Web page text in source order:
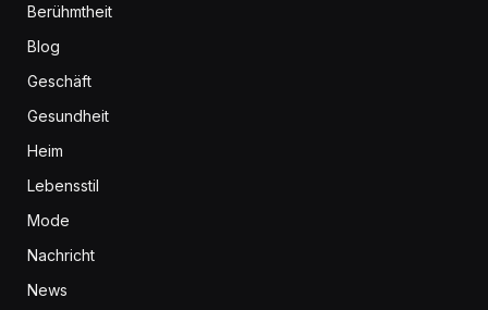
Berühmtheit
Blog
Geschäft
Gesundheit
Heim
Lebensstil
Mode
Nachricht
News